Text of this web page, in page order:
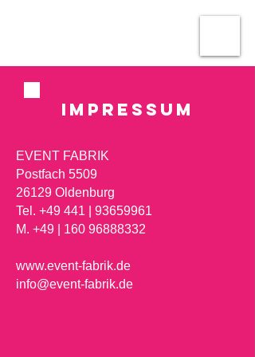
IMPRESSUM
EVENT FABRIK
Postfach 5509
26129 Oldenburg
Tel. +49 441 | 93659961
M. +49 | 160 96888332
www.event-fabrik.de
info@event-fabrik.de